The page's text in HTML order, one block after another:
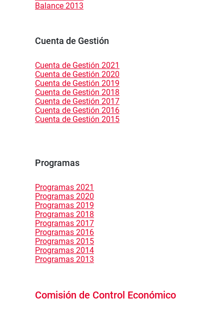
Balance 2013
Cuenta de Gestión
Cuenta de Gestión 2021
Cuenta de Gestión 2020
Cuenta de Gestión 2019
Cuenta de Gestión 2018
Cuenta de Gestión 2017
Cuenta de Gestión 2016
Cuenta de Gestión 2015
Programas
Programas 2021
Programas 2020
Programas 2019
Programas 2018
Programas 2017
Programas 2016
Programas 2015
Programas 2014
Programas 2013
Comisión de Control Económico